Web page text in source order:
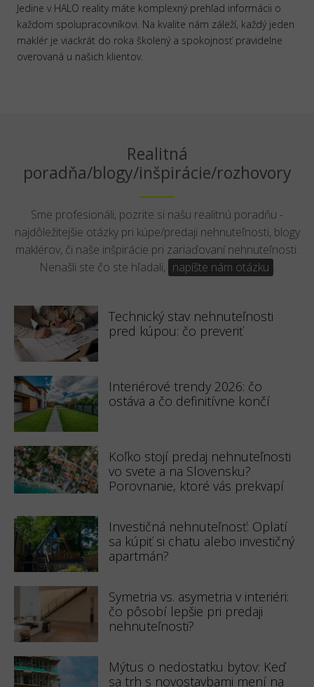
Jedine v HALO reality máte komplexný prehľad informácii o
každom spolupracovníkovi. Na kvalite nám záleží, každý jeden
maklér je viackrát do roka školený a spokojnosť pravidelne
overovaná u našich klientov.
Realitná
poradňa/blogy/inšpirácie/rozhovory
Sme profesionáli, pozrite si našu realitnú poradňu -
najdôležitejšie otázky pri kúpe/predaji nehnuteľnosti, blogy
maklérov, či naše inšpirácie pri zariaďovaní nehnuteľnosti.
Nenašli ste čo ste hľadali, napíšte nám otázku .
Technický stav nehnuteľnosti
pred kúpou: čo preveriť
Interiérové trendy 2026: čo
ostáva a čo definitívne končí
Koľko stojí predaj nehnuteľnosti
vo svete a na Slovensku?
Porovnanie, ktoré vás prekvapí
Investičná nehnuteľnosť: Oplatí
sa kúpiť si chatu alebo investičný
apartmán?
Symetria vs. asymetria v interiéri:
čo pôsobí lepšie pri predaji
nehnuteľnosti?
Mýtus o nedostatku bytov: Keď
sa trh s novostavbami mení na